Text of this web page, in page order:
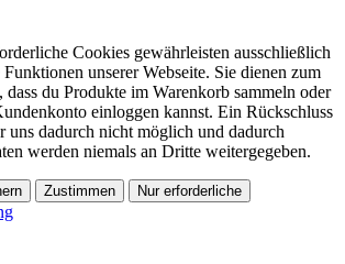
Cookies gewährleisten ausschließlich
unserer Webseite. Sie dienen zum
dass du Produkte im Warenkorb sammeln oder
einloggen kannst. Ein Rückschluss
uns dadurch nicht möglich und dadurch
werden niemals an Dritte weitergegeben.
Zustimmen Nur erforderliche